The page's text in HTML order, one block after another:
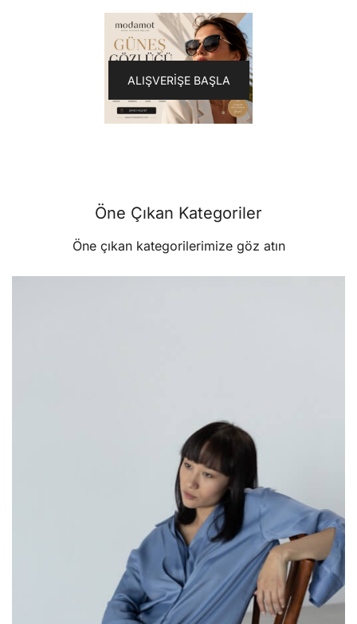
ALIŞVERIŞE BAŞLA
Öne Çıkan Kategoriler
Öne çıkan kategorilerimize göz atın